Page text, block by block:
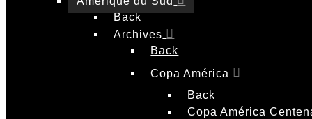
Back
Archives
Back
Copa América
Back
Copa América